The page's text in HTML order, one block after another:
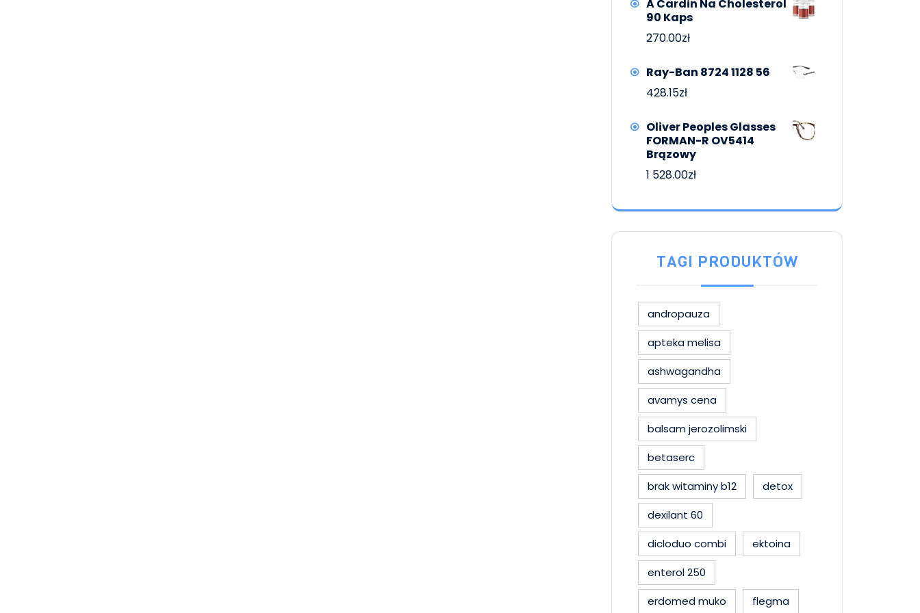
A Cardin Na Cholesterol
90 Kaps
270.00zł
Ray-Ban 8724 1128 56
428.15zł
Oliver Peoples Glasses
FORMAN-R OV5414
Brązowy
1 528.00zł
TAGI PRODUKTÓW
andropauza
apteka melisa
ashwagandha
avamys cena
balsam jerozolimski
betaserc
brak witaminy b12
detox
dexilant 60
dicloduo combi
ektoina
enterol 250
erdomed muko
flegma